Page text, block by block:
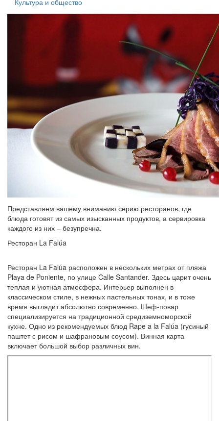
Культура и общество
Представляем вашему вниманию серию ресторанов, где
блюда готовят из самых изысканных продуктов, а сервировка
каждого из них – безупречна.
Ресторан La Falúa
Ресторан La Falúa расположен в нескольких метрах от пляжа
Playa de Poniente, по улице Calle Santander. Здесь царит очень
теплая и уютная атмосфера. Интерьер выполнен в
классическом стиле, в нежных пастельных тонах, и в тоже
время выглядит абсолютно современно. Шеф-повар
специализируется на традиционной средиземноморской
кухне. Одно из рекомендуемых блюд Rape a la Falúa (гусиный
паштет с рисом и шафрановым соусом). Винная карта
включает большой выбор различных вин.